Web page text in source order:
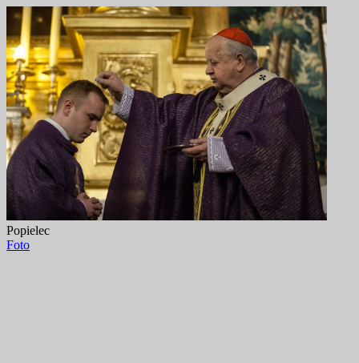
Popielec
Foto